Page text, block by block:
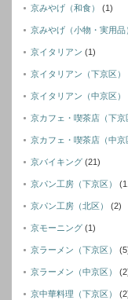
京みやげ（和食） (1)
京みやげ（小物・実用品
京イタリアン (1)
京イタリアン（下京区）
京イタリアン（中京区）
京カフェ・喫茶店（下京
京カフェ・喫茶店（中京
京バイキング (21)
京パン工房（下京区）
京パン工房（北区） (2)
京モーニング (1)
京ラーメン（下京区）
京ラーメン（中京区）
京中華料理（下京区）